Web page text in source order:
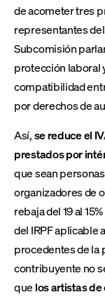
de acometer tres
representantes
Subcomisión
protección laboral
compatibilidad
por derechos de
Así,se reduce el
prestados por
que sean
organizadores de
rebaja del 19 al
del IRPF aplicable
procedentes de la
contribuyente no
que los artistas